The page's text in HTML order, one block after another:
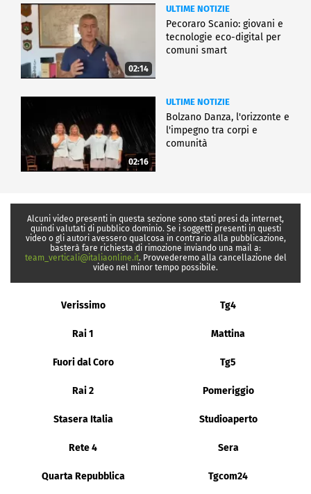
02:14
ULTIME NOTIZIE
Pecoraro Scanio: giovani e
tecnologie eco-digital per
comuni smart
02:16
ULTIME NOTIZIE
Bolzano Danza, l'orizzonte e
l'impegno tra corpi e
comunità
Alcuni video presenti in questa sezione sono stati presi da internet,
quindi valutati di pubblico dominio. Se i soggetti presenti in questi
video o gli autori avessero qualcosa in contrario alla pubblicazione,
basterà fare richiesta di rimozione inviando una mail a:
team_verticali@italiaonline.it. Provvederemo alla cancellazione del
video nel minor tempo possibile.
Verissimo Tg4
Rai 1 Mattina
Fuori dal Coro Tg5
Rai 2 Pomeriggio
Stasera Italia Studioaperto
Rete 4 Sera
Quarta Repubblica Tgcom24